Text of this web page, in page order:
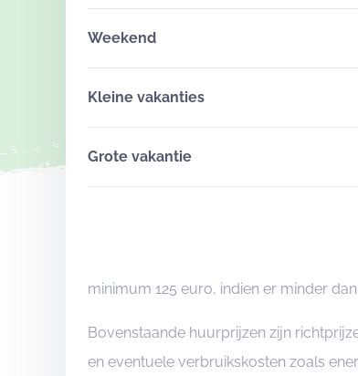
Weekend
Kleine vakanties
Grote vakantie
minimum 125 euro, indien er minder
Bovenstaande huurprijzen zijn
en eventuele verbruikskosten zoals